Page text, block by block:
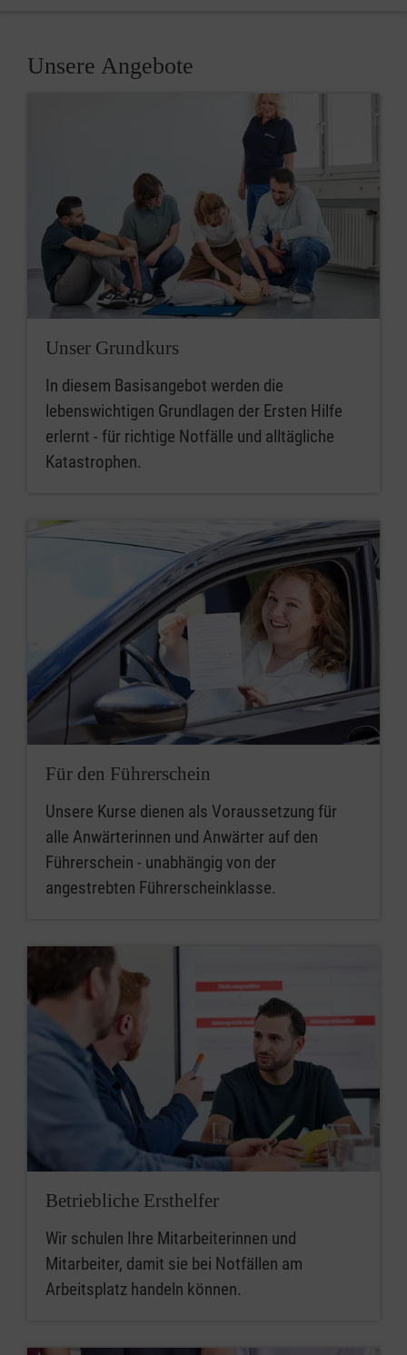
Unsere Angebote
Unser Grundkurs
In diesem Basisangebot werden die
lebenswichtigen Grundlagen der Ersten Hilfe
erlernt - für richtige Notfälle und alltägliche
Katastrophen.
Für den Führerschein
Unsere Kurse dienen als Voraussetzung für
alle Anwärterinnen und Anwärter auf den
Führerschein - unabhängig von der
angestrebten Führerscheinklasse.
Betriebliche Ersthelfer
Wir schulen Ihre Mitarbeiterinnen und
Mitarbeiter, damit sie bei Notfällen am
Arbeitsplatz handeln können.